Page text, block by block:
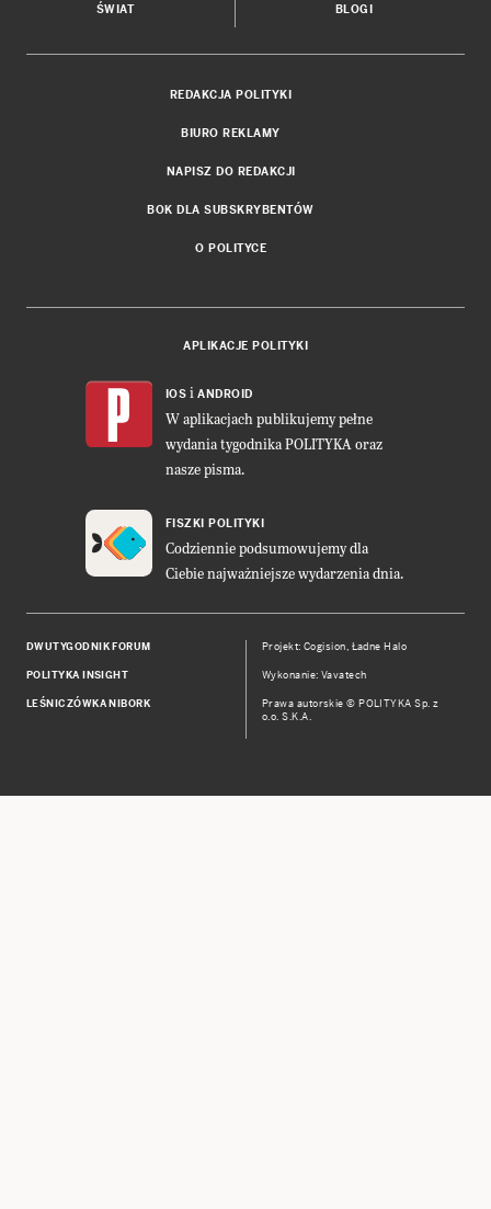
ŚWIAT BLOGI
REDAKCJA POLITYKI
BIURO REKLAMY
NAPISZ DO REDAKCJI
BOK DLA SUBSKRYBENTÓW
O POLITYCE
APLIKACJE POLITYKI
IOS i ANDROID
W aplikacjach publikujemy pełne
wydania tygodnika POLITYKA oraz
nasze pisma.
FISZKI POLITYKI
Codziennie podsumowujemy dla
Ciebie najważniejsze wydarzenia dnia.
DWUTYGODNIK FORUM
POLITYKA INSIGHT
LEŚNICZÓWKA NIBORK
Projekt:Cogision, Ładne Halo
Wykonanie: Vavatech
Prawa autorskie © POLITYKA Sp. z
o.o. S.K.A.